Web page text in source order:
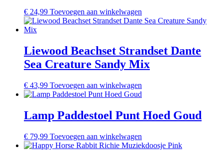
€ 24,99 Toevoegen aan winkelwagen
Liewood Beachset Strandset Dante
Sea Creature Sandy Mix
€ 43,99 Toevoegen aan winkelwagen
Lamp Paddestoel Punt Hoed Goud
€ 79,99 Toevoegen aan winkelwagen